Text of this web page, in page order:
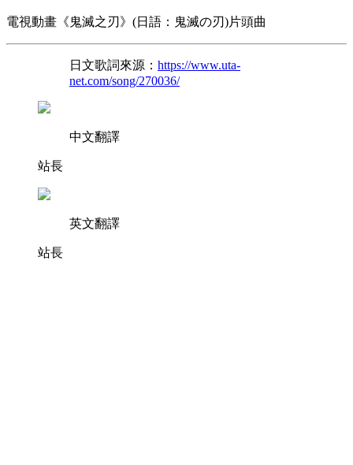
電視動畫《鬼滅之刃》(日語：鬼滅の刃)片頭曲
日文歌詞來源： https://www.uta-
net.com/song/270036/
中文翻譯
站長
英文翻譯
站長